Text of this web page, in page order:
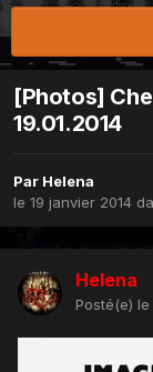
[Photos]
19.01.2014
Par Helena
le 19 janvier 2014
Helena
Posté(e) le